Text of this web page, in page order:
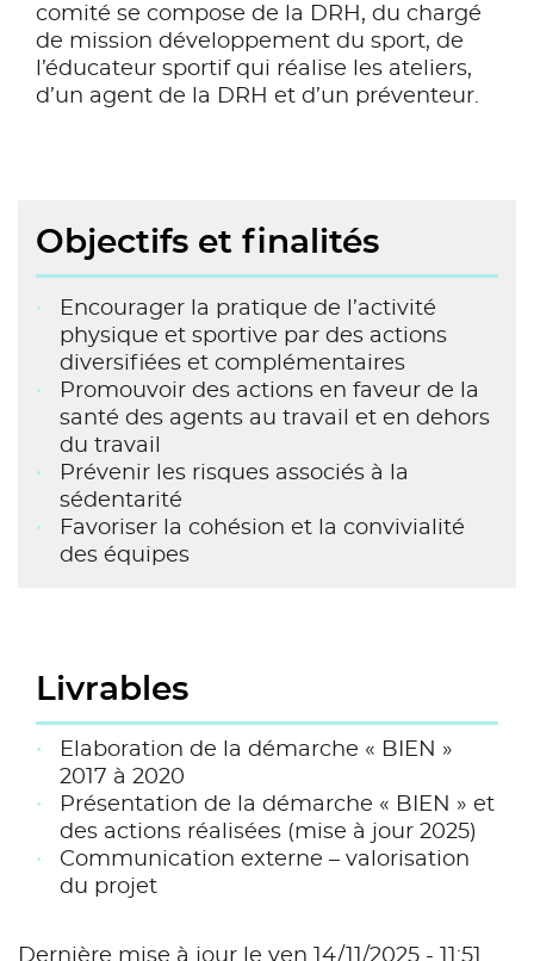
comité se compose de la DRH, du chargé
de mission développement du sport, de
l’éducateur sportif qui réalise les ateliers,
d’un agent de la DRH et d’un préventeur.
Objectifs et finalités
Encourager la pratique de l’activité
physique et sportive par des actions
diversifiées et complémentaires
Promouvoir des actions en faveur de la
santé des agents au travail et en dehors
du travail
Prévenir les risques associés à la
sédentarité
Favoriser la cohésion et la convivialité
des équipes
Livrables
Elaboration de la démarche « BIEN »
2017 à 2020
Présentation de la démarche « BIEN » et
des actions réalisées (mise à jour 2025)
Communication externe – valorisation
du projet
Dernière mise à jour le ven 14/11/2025 - 11:51